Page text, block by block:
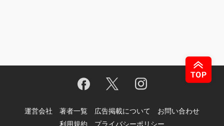
運営会社 著者一覧 広告掲載について
お問い合わせ
利用規約
プライバシーポリシー